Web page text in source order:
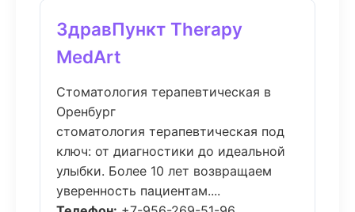
ЗдравПункт Therapy
MedArt
Стоматология терапевтическая в
Оренбург
стоматология терапевтическая под
ключ: от диагностики до идеальной
улыбки. Более 10 лет возвращаем
уверенность пациентам....